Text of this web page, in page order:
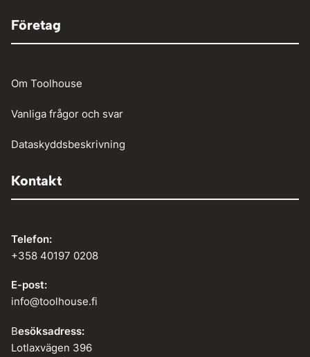
Företag
Om Toolhouse
Vanliga frågor och svar
Dataskyddsbeskrivning
Kontakt
Telefon:
+358 40197 0208
E-post:
info@toolhouse.fi
Besöksadress:
Lotlaxvägen 396